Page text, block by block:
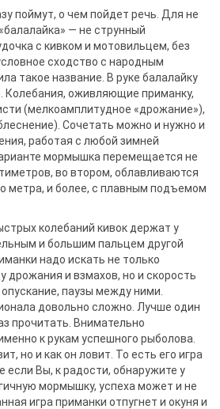
поймут, о чем пойдет речь. Для не
— не струнный
с кивком и мотовильцем, без
сходство с народным
такое название. В руке балалайку
Колебания, оживляющие приманку,
(мелкоамплитудное «дрожание»),
Сочетать можно и нужно и
работая с любой зимней
мормышка перемещается не
во втором, облавливаются
метра, и более, с плавным подъемом
колебаний кивок держат у
и большим пальцем другой
надо искать не только
и взмахов, но и скорость
паузы между ними.
довольно сложно. Лучше один
прочитать. Внимательно
к рукам успешного рыболова.
но и как он ловит. То есть его игра
если Вы, к радости, обнаружите у
мормышку, успеха может и не
игра приманки отпугнет и окуня и